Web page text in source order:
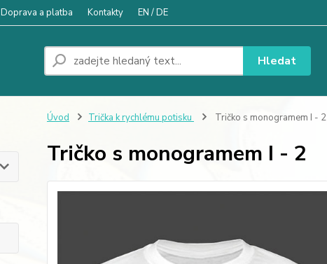
Doprava a platba Kontakty EN / DE
Hledat
Úvod Trička k rychlému potisku Tričko s monogramem I - 2
Tričko s monogramem I - 2